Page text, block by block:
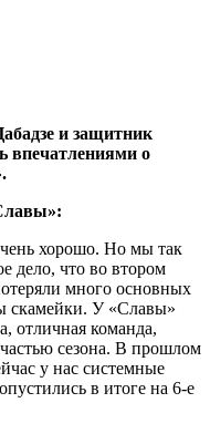
и защитник
впечатлениями о
хорошо. Но мы так
дело, что во втором
много основных
скамейки. У «Славы»
отличная команда,
сезона. В прошлом
у нас системные
в итоге на 6-е